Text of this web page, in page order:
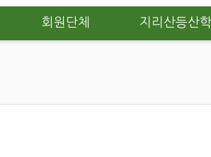
회원단체 지리산등산